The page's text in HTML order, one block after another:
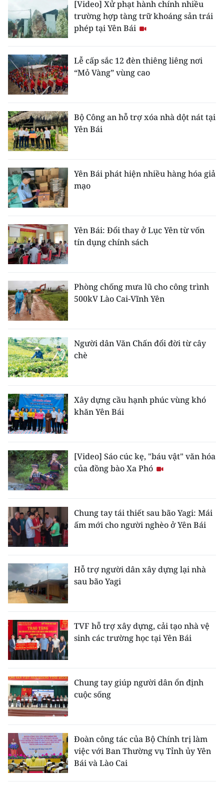
ENGLISH
中文
FRANÇAIS
РУССКИЙ
한국어
[Video] Xử phạt hành chính nhiều
trường hợp tàng trữ khoáng sản trái
phép tại Yên Bái
Lễ cấp sắc 12 đèn thiêng liêng nơi
“Mỏ Vàng” vùng cao
Bộ Công an hỗ trợ xóa nhà dột nát tại
Yên Bái
Yên Bái phát hiện nhiều hàng hóa giả
mạo
Yên Bái: Đổi thay ở Lục Yên từ vốn
tín dụng chính sách
Phòng chống mưa lũ cho công trình
500kV Lào Cai-Vĩnh Yên
Người dân Văn Chấn đổi đời từ cây
chè
Xây dựng cầu hạnh phúc vùng khó
khăn Yên Bái
[Video] Sáo cúc kẹ, "báu vật" văn hóa
của đồng bào Xa Phó
Chung tay tái thiết sau bão Yagi: Mái
ấm mới cho người nghèo ở Yên Bái
Hỗ trợ người dân xây dựng lại nhà
sau bão Yagi
TVF hỗ trợ xây dựng, cải tạo nhà vệ
sinh các trường học tại Yên Bái
Chung tay giúp người dân ổn định
cuộc sống
Đoàn công tác của Bộ Chính trị làm
việc với Ban Thường vụ Tỉnh ủy Yên
Bái và Lào Cai